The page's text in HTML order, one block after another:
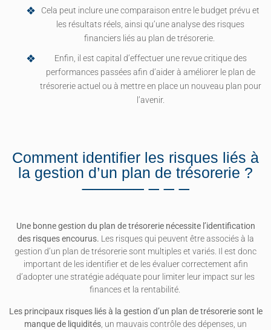
Cela peut inclure une comparaison entre le budget prévu et
les résultats réels, ainsi qu’une analyse des risques
financiers liés au plan de trésorerie.
Enfin, il est capital d’effectuer une revue critique des
performances passées afin d’aider à améliorer le plan de
trésorerie actuel ou à mettre en place un nouveau plan pour
l’avenir.
Comment identifier les risques liés à
la gestion d’un plan de trésorerie ?
Une bonne gestion du plan de trésorerie nécessite l’identification
des risques encourus. Les risques qui peuvent être associés à la
gestion d’un plan de trésorerie sont multiples et variés. Il est donc
important de les identifier et de les évaluer correctement afin
d’adopter une stratégie adéquate pour limiter leur impact sur les
finances et la rentabilité.
Les principaux risques liés à la gestion d’un plan de trésorerie sont le
manque de liquidités, un mauvais contrôle des dépenses, un